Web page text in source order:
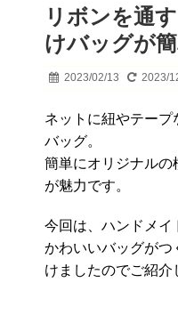
リボンを通
けバッグが
2023/02/13 2023/
ネットに紐やテー
バッグ。
簡単にオリジナルの
が魅力です。
今回は、ハンドメイ
かわいいバッグがつ
けましたのでご紹介